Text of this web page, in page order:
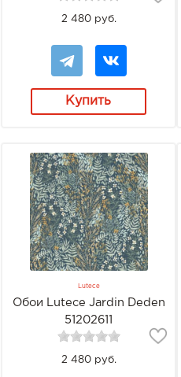
2 480 руб.
Купить
Lutece
Обои Lutece Jardin Deden
51202611
2 480 руб.